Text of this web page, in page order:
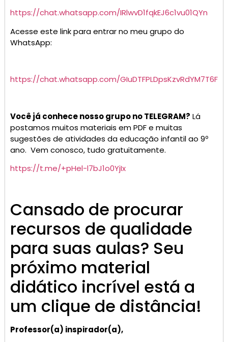
https://chat.whatsapp.com/IRlwvD1fqkEJ6c1vu01QYn
Acesse este link para entrar no meu grupo do
WhatsApp:
https://chat.whatsapp.com/GIuDTFPLDpsKzvRdYM7T6F
Você já conhece nosso grupo no TELEGRAM? Lá
postamos muitos materiais em PDF e muitas
sugestões de atividades da educação infantil ao 9º
ano. Vem conosco, tudo gratuitamente.
https://t.me/+pHel-l7bJ1o0YjIx
Cansado de procurar
recursos de qualidade
para suas aulas? Seu
próximo material
didático incrível está a
um clique de distância!
Professor(a) inspirador(a),